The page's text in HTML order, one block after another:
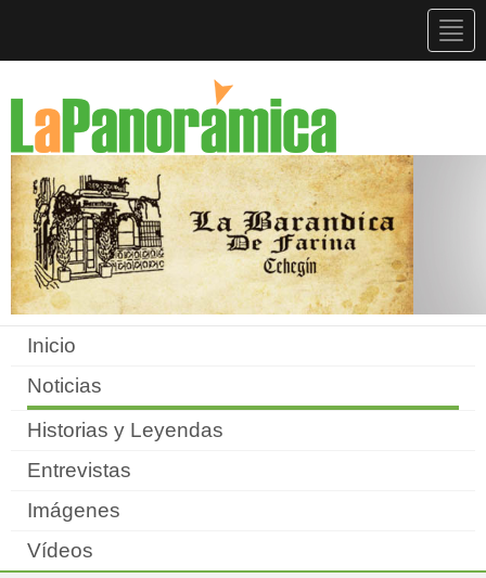
Inicio
Noticias
Historias y Leyendas
Entrevistas
Imágenes
Vídeos